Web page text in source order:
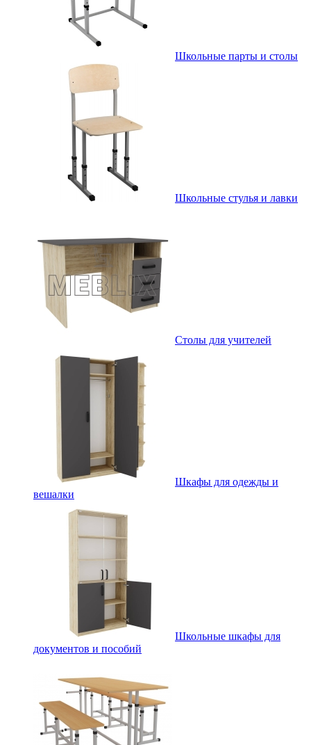
Школьные парты и столы
Школьные стулья и лавки
Столы для учителей
Шкафы для одежды и
вешалки
Школьные шкафы для
документов и пособий